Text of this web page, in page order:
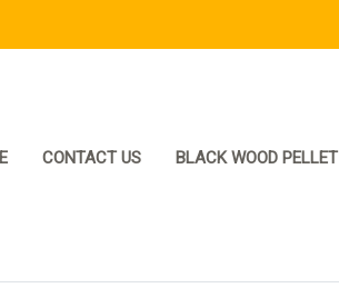
CONTACT US BLACK WOOD PELLET